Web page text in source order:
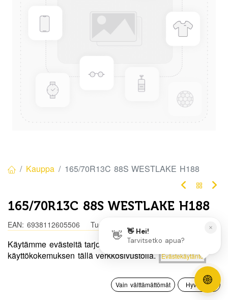
Hinta:
Lisää ostoskoriin
0
Toivelista Tili
Kauppa 165/70R13C 88S WESTLAKE H188
165/70R13C 88S WESTLAKE H188
EAN: 6938112605506 Tuotekoodi:
Tällä tuotteella ei ole kelvollista yhdistelmää.
Käytämme evästeitä tarjotaksemme sinulle paremman
käyttökokemuksen tällä verkkosivustolla.
Evästekäytäntö
Vain välttämättömät Hyväksyn